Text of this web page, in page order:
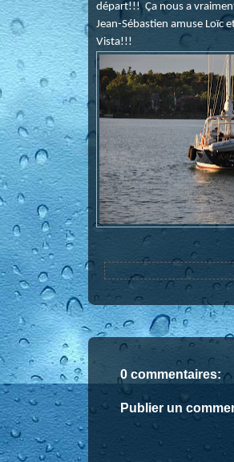
départ!!! Ça nous a
Jean-Sébastien amuse Loïc
Vista!!!
0 commentaires:
Publier un